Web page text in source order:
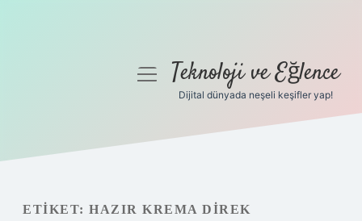
Gizlilik Politikası
menüyüTeknoloji ve Eğlence
Dijital dünyada neşeli keşifler yap!
ETIKET: HAZIR KREMA DIREK